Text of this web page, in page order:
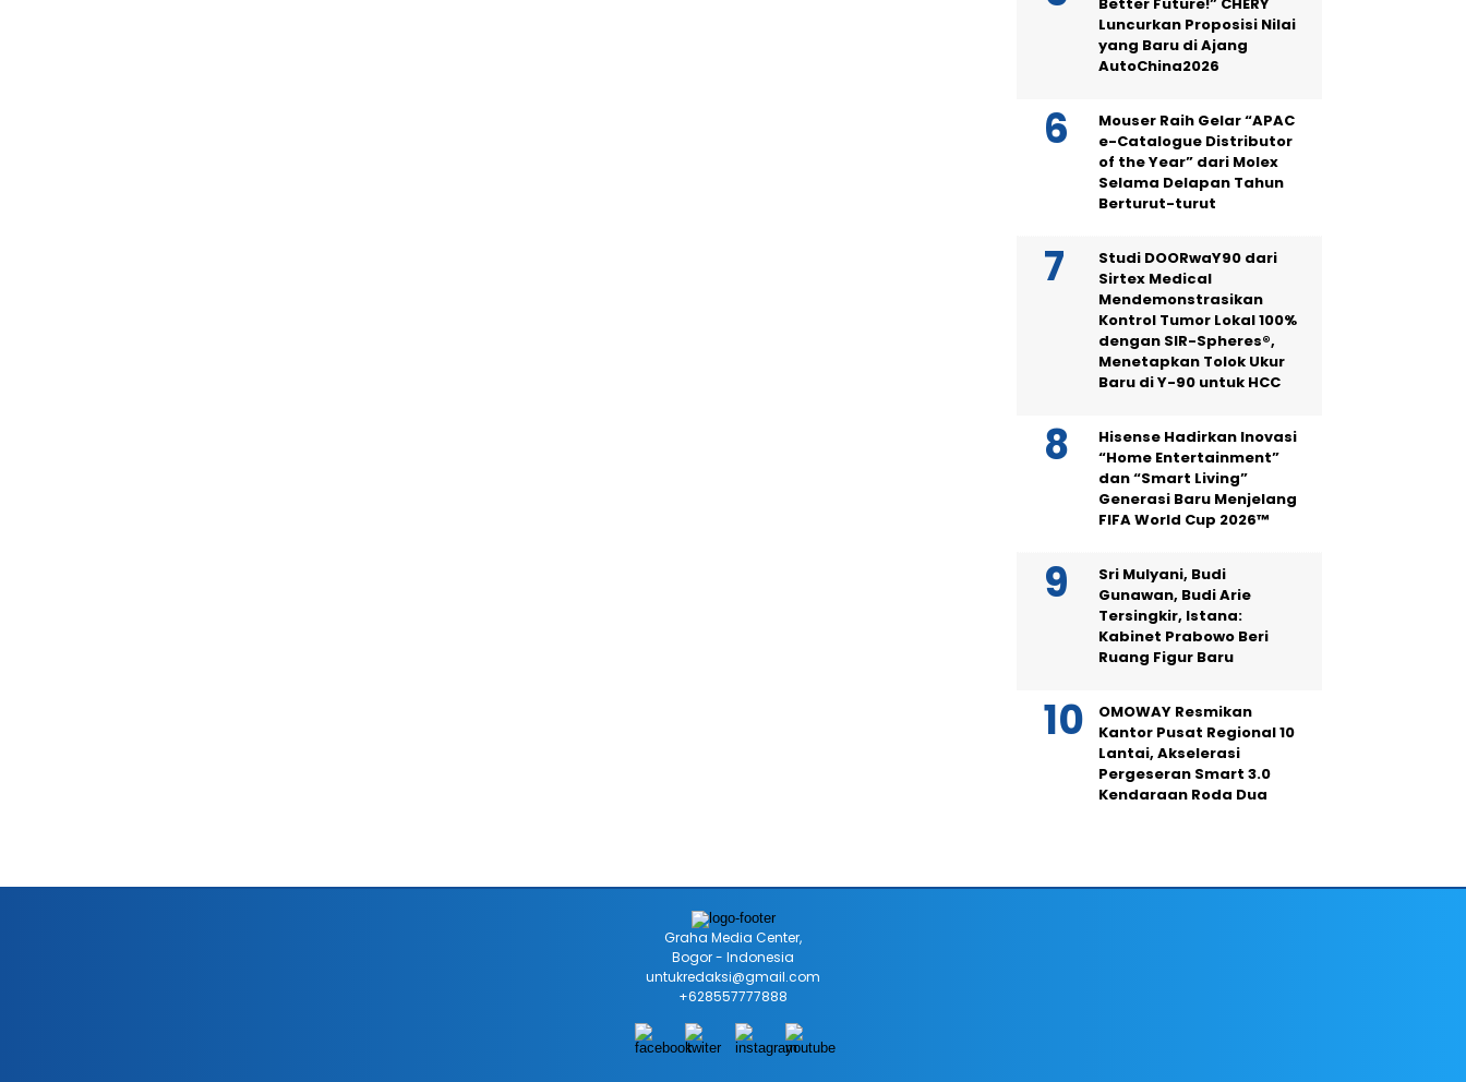
Luncurkan Proposisi Nilai
yang Baru di Ajang
AutoChina2026
Mouser Raih Gelar “APAC
e-Catalogue Distributor
of the Year” dari Molex
Selama Delapan Tahun
Berturut-turut
Studi DOORwaY90 dari
Sirtex Medical
Mendemonstrasikan
Kontrol Tumor Lokal 100%
dengan SIR-Spheres®,
Menetapkan Tolok Ukur
Baru di Y-90 untuk HCC
Hisense Hadirkan Inovasi
“Home Entertainment”
dan “Smart Living”
Generasi Baru Menjelang
FIFA World Cup 2026™
Sri Mulyani, Budi
Gunawan, Budi Arie
Tersingkir, Istana:
Kabinet Prabowo Beri
Ruang Figur Baru
OMOWAY Resmikan
Kantor Pusat Regional 10
Lantai, Akselerasi
Pergeseran Smart 3.0
Kendaraan Roda Dua
Graha Media Center,
Bogor - Indonesia
untukredaksi@gmail.com
+628557777888